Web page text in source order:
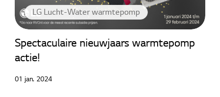
LG Lucht-Water warmtepomp
Spectaculaire nieuwjaars warmtepomp
actie!
01 jan. 2024